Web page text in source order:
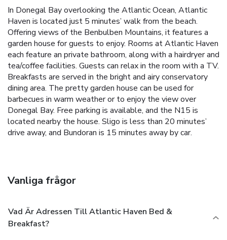
In Donegal Bay overlooking the Atlantic Ocean, Atlantic
Haven is located just 5 minutes’ walk from the beach.
Offering views of the Benbulben Mountains, it features a
garden house for guests to enjoy. Rooms at Atlantic Haven
each feature an private bathroom, along with a hairdryer and
tea/coffee facilities. Guests can relax in the room with a TV.
Breakfasts are served in the bright and airy conservatory
dining area. The pretty garden house can be used for
barbecues in warm weather or to enjoy the view over
Donegal Bay. Free parking is available, and the N15 is
located nearby the house. Sligo is less than 20 minutes’
drive away, and Bundoran is 15 minutes away by car.
Vanliga frågor
Vad Är Adressen Till Atlantic Haven Bed &
Breakfast?